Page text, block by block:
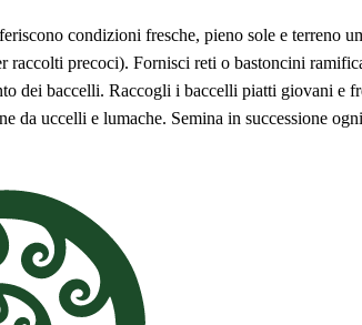
condizioni fresche, pieno sole e terreno
raccolti precoci). Fornisci reti o bastoncini
dei baccelli. Raccogli i baccelli piatti giovani e
da uccelli e lumache. Semina in successione